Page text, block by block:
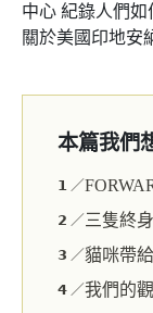
中心 紀錄人們
關於美國印地安
本篇我
𝟭 ／
𝟮 ／ 三隻終
𝟯 ／貓咪帶
𝟰 ／我們的